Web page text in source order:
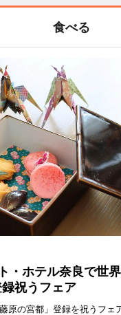
食べる
・ホテル奈良で世
祝うフェア
原の宮都」登録を祝うフェ